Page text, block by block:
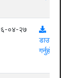
०४-२७
डाउनलोड
गर्नुहोस्